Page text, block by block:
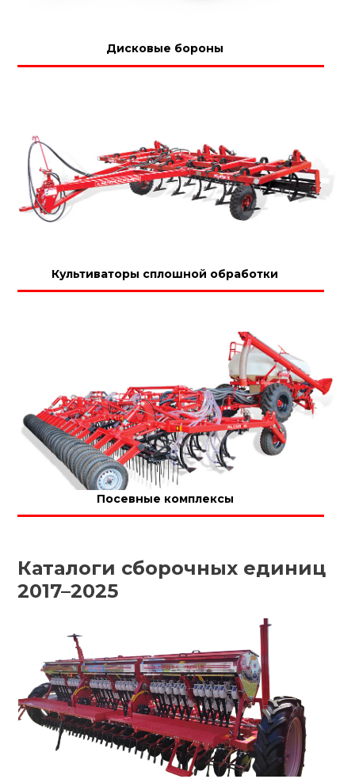
Дисковые бороны
Культиваторы сплошной обработки
Посевные комплексы
Каталоги сборочных единиц
2017–2025